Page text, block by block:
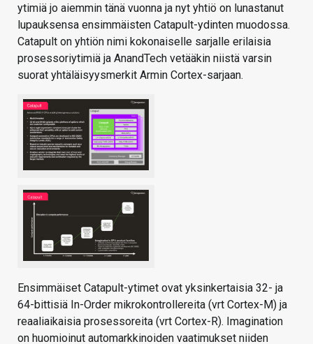
ytimiä jo aiemmin tänä vuonna ja nyt yhtiö on lunastanut
lupauksensa ensimmäisten Catapult-ydinten muodossa.
Catapult on yhtiön nimi kokonaiselle sarjalle erilaisia
prosessoriytimiä ja AnandTech vetääkin niistä varsin
suorat yhtäläisyysmerkit Armin Cortex-sarjaan.
Ensimmäiset Catapult-ytimet ovat yksinkertaisia 32- ja
64-bittisiä In-Order mikrokontrollereita (vrt Cortex-M) ja
reaaliaikaisia prosessoreita (vrt Cortex-R). Imagination
on huomioinut automarkkinoiden vaatimukset niiden